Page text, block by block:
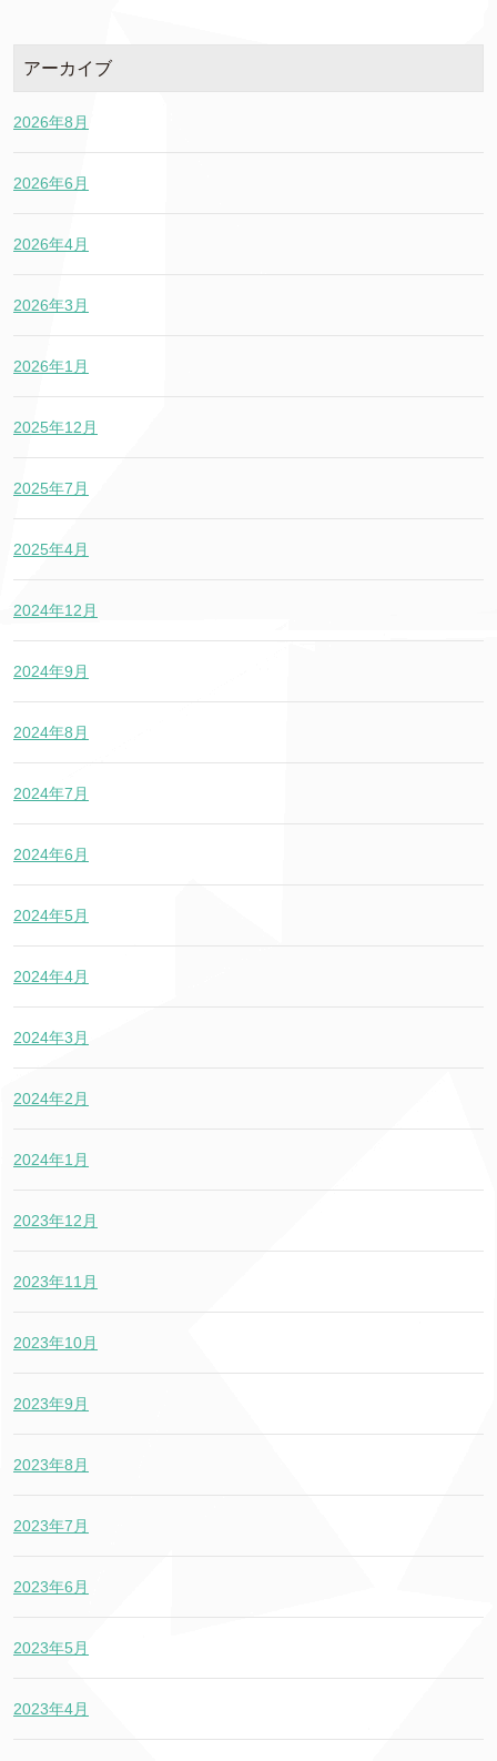
アーカイブ
2026年8月
2026年6月
2026年4月
2026年3月
2026年1月
2025年12月
2025年7月
2025年4月
2024年12月
2024年9月
2024年8月
2024年7月
2024年6月
2024年5月
2024年4月
2024年3月
2024年2月
2024年1月
2023年12月
2023年11月
2023年10月
2023年9月
2023年8月
2023年7月
2023年6月
2023年5月
2023年4月